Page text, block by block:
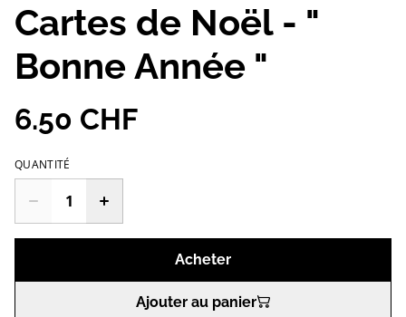
Cartes de Noël - "
Bonne Année "
6.50 CHF
QUANTITÉ
Acheter
Ajouter au panier